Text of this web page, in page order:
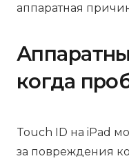
аппаратная
когда
Touch ID на iPad
за повреждения